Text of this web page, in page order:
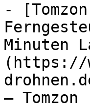
-
Minuten
(https://
— Tomzon